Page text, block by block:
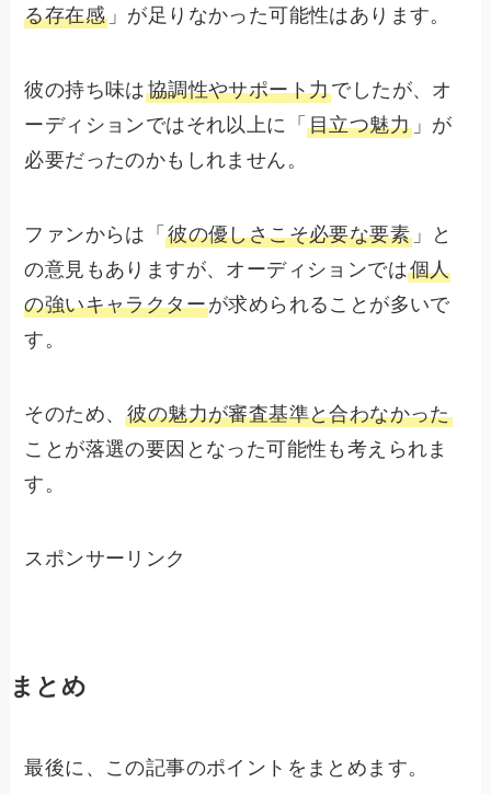
る存在感 」が足りなかった可能性はあります。
彼の持ち味は協調性やサポート力でしたが、オ
ーディションではそれ以上に「目立つ魅力 」が
必要だったのかもしれません。
ファンからは「彼の優しさこそ必要な要素 」と
の意見もありますが、オーディションでは個人
の強いキャラクターが求められることが多いで
す。
そのため、彼の魅力が審査基準と合わなかった
ことが落選の要因となった可能性も考えられま
す。
スポンサーリンク
まとめ
最後に、この記事のポイントをまとめます。